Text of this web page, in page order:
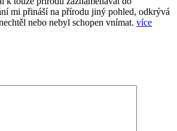
mi přináší na přírodu jiný pohled, odkrývá
nebo nebyl schopen vnímat. více